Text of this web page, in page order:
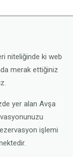
niteliğinde ki web
merak ettiğiniz
yer alan Avşa
işlemi